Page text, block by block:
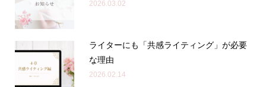
2026.03.02
ライターにも「共感ライティング」が必要
な理由
2026.02.14